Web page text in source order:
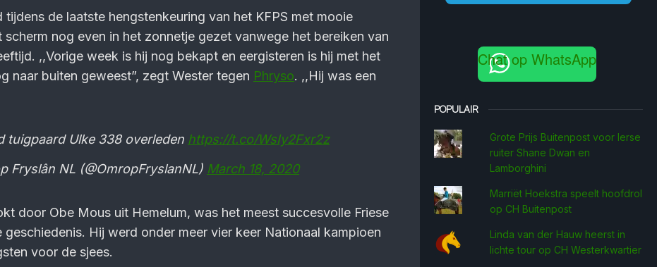
de laatste hengstenkeuring van het KFPS met mooie
scherm nog even in het zonnetje gezet vanwege het bereiken van
,,Vorige week is hij nog bekapt en eergisteren is hij met het
naar buiten geweest”, zegt Wester tegen Phryso. ,,Hij was een
tuigpaard Ulke 338 overleden https://t.co/WsIy2Fxr2z
Fryslân NL (@OmropFryslanNL) March 18, 2020
door Obe Mous uit Hemelum, was het meest succesvolle Friese
geschiedenis. Hij werd onder meer vier keer Nationaal kampioen
voor de sjees.
Chat op WhatsApp
POPULAIR
Grote Prijs Buitenpost voor Ierse
ruiter Shane Dwan en
Lamborghini
Marriët Hoekstra speelt hoofdrol
op CH Buitenpost
Linda van der Hauw heerst in
lichte tour op CH Westerkwartier